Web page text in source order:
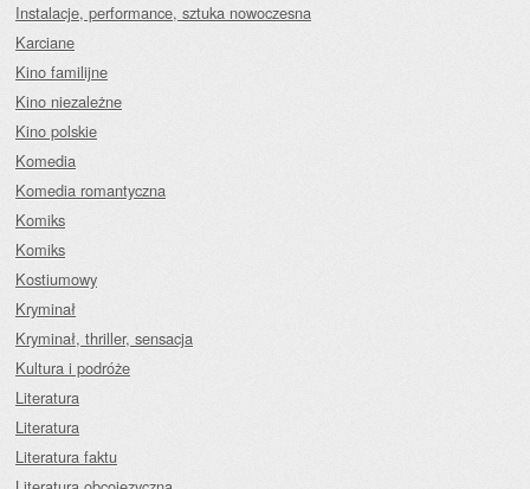
Instalacje, performance, sztuka nowoczesna
Karciane
Kino familijne
Kino niezależne
Kino polskie
Komedia
Komedia romantyczna
Komiks
Komiks
Kostiumowy
Kryminał
Kryminał, thriller, sensacja
Kultura i podróże
Literatura
Literatura
Literatura faktu